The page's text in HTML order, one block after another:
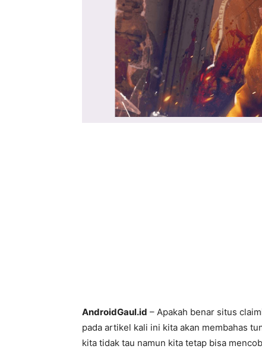
AndroidGaul.id – Apakah benar situs
pada artikel kali ini kita akan membahas
kita tidak tau namun kita tetap bisa